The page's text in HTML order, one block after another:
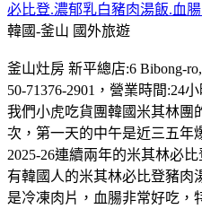
必比登.濃郁乳白豬肉湯飯.血
韓國-釜山 國外旅遊
釜山灶房 新平總店:6 Bibong-
50-71376-2901，營業時間:24
我們小虎吃貨團韓國米其林團
次，第一天的中午是近三五年
2025-26連續兩年的米其林必
有韓國人的米其林必比登豬肉
是冷凍肉片，血腸非常好吃，